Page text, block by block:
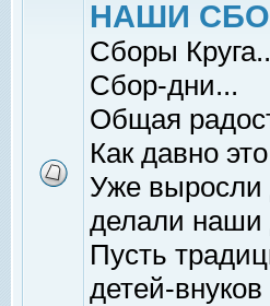
НАШИ
Сборы
Сбор-дни...
Общая
Как давно
Уже выросли
делали наши
Пусть
детей-